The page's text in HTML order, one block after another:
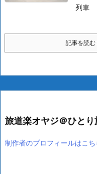
列車
記事を読む
旅道楽オヤジ＠ひと
制作者のプロフィールはこち